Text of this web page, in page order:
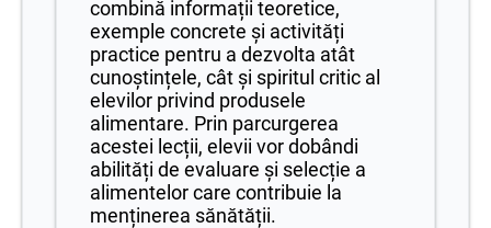
combină informații teoretice,
exemple concrete și activități
practice pentru a dezvolta atât
cunoștințele, cât și spiritul critic al
elevilor privind produsele
alimentare. Prin parcurgerea
acestei lecții, elevii vor dobândi
abilități de evaluare și selecție a
alimentelor care contribuie la
menținerea sănătății.